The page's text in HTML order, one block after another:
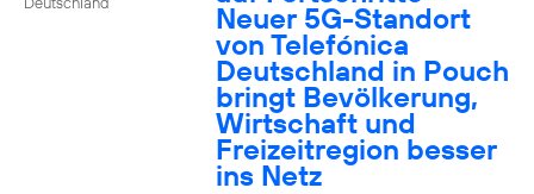
Neuer 5G-Standort
von Telefónica
Deutschland in Pouch
bringt Bevölkerung,
Wirtschaft und
Freizeitregion besser
ins Netz